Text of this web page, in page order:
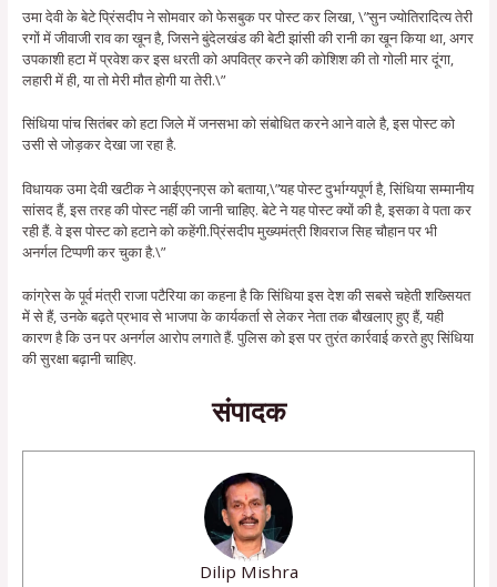
उमा देवी के बेटे प्रिंसदीप ने सोमवार को फेसबुक पर पोस्ट कर लिखा, \”सुन ज्योतिरादित्य तेरी
रगों में जीवाजी राव का खून है, जिसने बुंदेलखंड की बेटी झांसी की रानी का खून किया था, अगर
उपकाशी हटा में प्रवेश कर इस धरती को अपवित्र करने की कोशिश की तो गोली मार दूंगा,
लहारी में ही, या तो मेरी मौत होगी या तेरी.\”
सिंधिया पांच सितंबर को हटा जिले में जनसभा को संबोधित करने आने वाले है, इस पोस्ट को
उसी से जोड़कर देखा जा रहा है.
विधायक उमा देवी खटीक ने आईएएनएस को बताया,\”यह पोस्ट दुर्भाग्यपूर्ण है, सिंधिया सम्मानीय
सांसद हैं, इस तरह की पोस्ट नहीं की जानी चाहिए. बेटे ने यह पोस्ट क्यों की है, इसका वे पता कर
रही हैं. वे इस पोस्ट को हटाने को कहेंगी.प्रिंसदीप मुख्यमंत्री शिवराज सिह चौहान पर भी
अनर्गल टिप्पणी कर चुका है.\”
कांग्रेस के पूर्व मंत्री राजा पटैरिया का कहना है कि सिंधिया इस देश की सबसे चहेती शख्सियत
में से हैं, उनके बढ़ते प्रभाव से भाजपा के कार्यकर्ता से लेकर नेता तक बौखलाए हुए हैं, यही
कारण है कि उन पर अनर्गल आरोप लगाते हैं. पुलिस को इस पर तुरंत कार्रवाई करते हुए सिंधिया
की सुरक्षा बढ़ानी चाहिए.
संपादक
Dilip Mishra